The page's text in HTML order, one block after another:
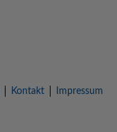
Kontakt Impressum